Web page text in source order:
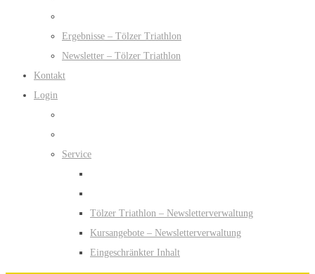
Ergebnisse – Tölzer Triathlon
Newsletter – Tölzer Triathlon
Kontakt
Login
Service
Tölzer Triathlon – Newsletterverwaltung
Kursangebote – Newsletterverwaltung
Eingeschränkter Inhalt